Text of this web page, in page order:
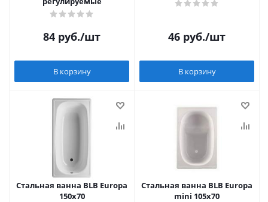
84 руб./шт
В корзину
46 руб./шт
В корзину
Стальная ванна BLB Europa
150x70
Стальная ванна BLB Europa
mini 105x70